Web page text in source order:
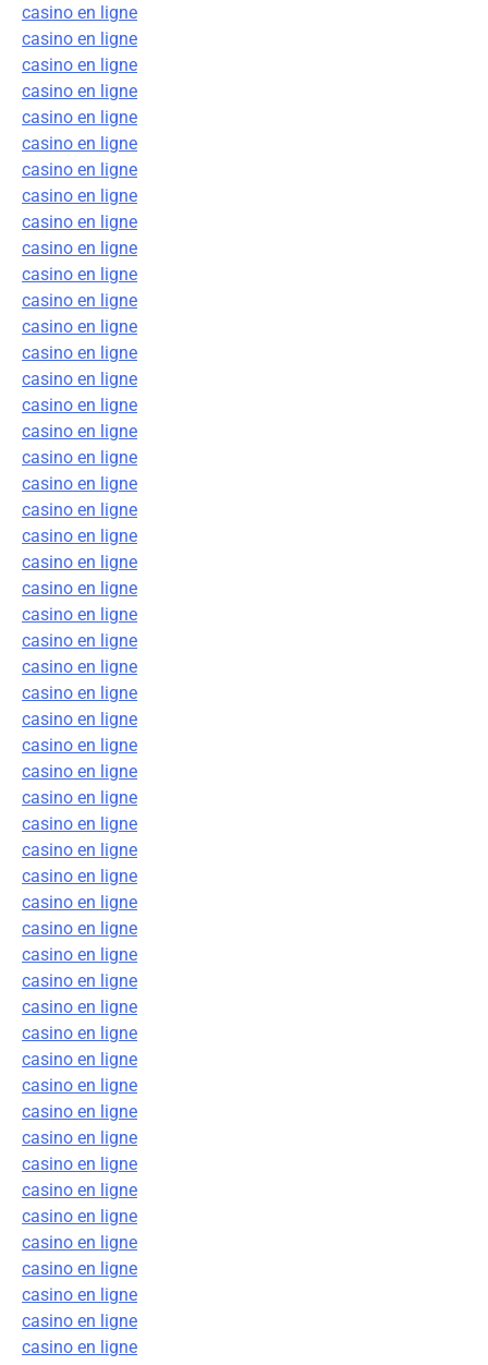
casino en ligne
casino en ligne
casino en ligne
casino en ligne
casino en ligne
casino en ligne
casino en ligne
casino en ligne
casino en ligne
casino en ligne
casino en ligne
casino en ligne
casino en ligne
casino en ligne
casino en ligne
casino en ligne
casino en ligne
casino en ligne
casino en ligne
casino en ligne
casino en ligne
casino en ligne
casino en ligne
casino en ligne
casino en ligne
casino en ligne
casino en ligne
casino en ligne
casino en ligne
casino en ligne
casino en ligne
casino en ligne
casino en ligne
casino en ligne
casino en ligne
casino en ligne
casino en ligne
casino en ligne
casino en ligne
casino en ligne
casino en ligne
casino en ligne
casino en ligne
casino en ligne
casino en ligne
casino en ligne
casino en ligne
casino en ligne
casino en ligne
casino en ligne
casino en ligne
casino en ligne